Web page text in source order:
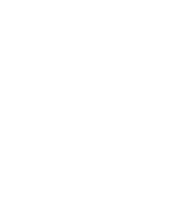
favorieten